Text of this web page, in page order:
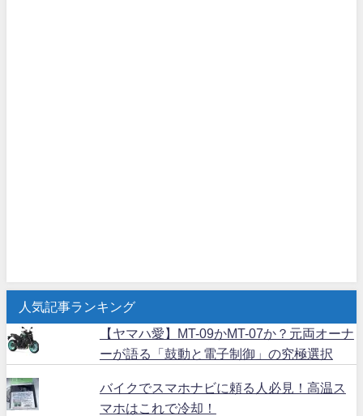
人気記事ランキング
【ヤマハ愛】MT-09かMT-07か？元両オーナ
ーが語る「鼓動と電子制御」の究極選択
バイクでスマホナビに頼る人必見！高温ス
マホはこれで冷却！